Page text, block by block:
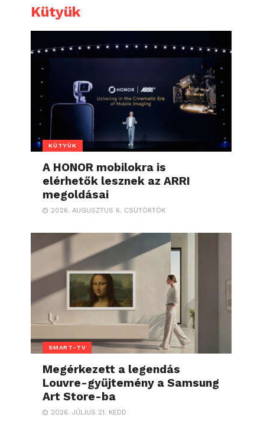
Kütyük
KÜTYÜK
A HONOR mobilokra is
elérhetők lesznek az ARRI
megoldásai
2026. AUGUSZTUS 6. CSÜTÖRTÖK
SMART-TV
Megérkezett a legendás
Louvre-gyűjtemény a Samsung
Art Store-ba
2026. JÚLIUS 21. KEDD